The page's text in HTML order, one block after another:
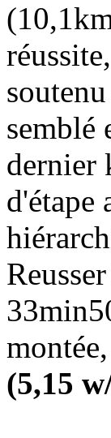
semblé
dernier
d'étape
(5,15